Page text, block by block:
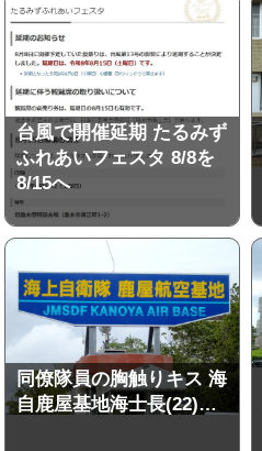
台風で開催延期 たるみず
ふれあいフェスタ 8/8を
8/15へ
同僚隊員の胸触りキス 海
自鹿屋基地海士長(22)…